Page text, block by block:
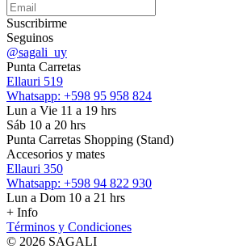
Suscribirme
Seguinos
@sagali_uy
Punta Carretas
Ellauri 519
Whatsapp: +598 95 958 824
Lun a Vie 11 a 19 hrs
Sáb 10 a 20 hrs
Punta Carretas Shopping (Stand)
Accesorios y mates
Ellauri 350
Whatsapp: +598 94 822 930
Lun a Dom 10 a 21 hrs
+ Info
Términos y Condiciones
© 2026 SAGALI